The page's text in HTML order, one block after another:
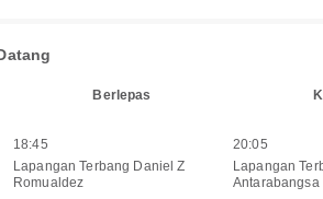
Berlepas
18:45
Lapangan Terbang Daniel Z
Romualdez
20:05
Lapangan